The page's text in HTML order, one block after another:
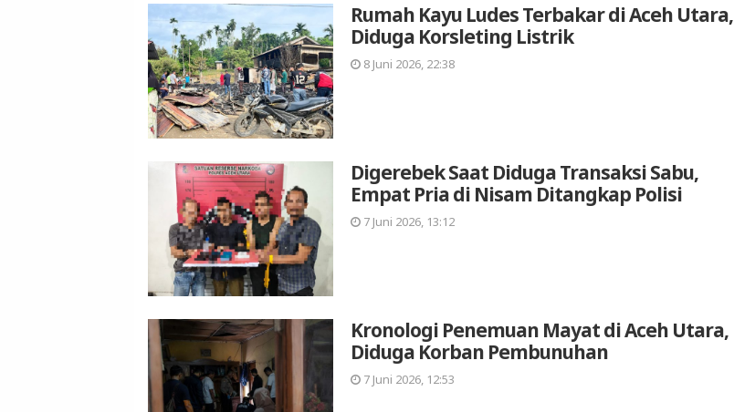
Rumah Kayu Ludes Terbakar di Aceh Utara,
Diduga Korsleting Listrik
8 Juni 2026, 22:38
Digerebek Saat Diduga Transaksi Sabu,
Empat Pria di Nisam Ditangkap Polisi
7 Juni 2026, 13:12
Kronologi Penemuan Mayat di Aceh Utara,
Diduga Korban Pembunuhan
7 Juni 2026, 12:53